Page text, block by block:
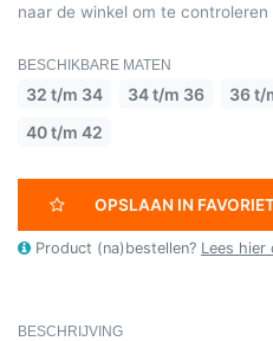
naar de winkel om te
BESCHIKBARE MATEN
32 t/m 34 34 t/m 36 36 t/
40 t/m 42
OPSLAAN IN
Product (na)bestellen? Lees hier
BESCHRIJVING